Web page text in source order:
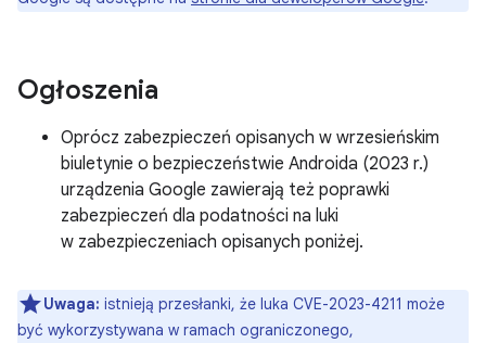
Ogłoszenia
Oprócz zabezpieczeń opisanych w wrzesieńskim
biuletynie o bezpieczeństwie Androida (2023 r.)
urządzenia Google zawierają też poprawki
zabezpieczeń dla podatności na luki
w zabezpieczeniach opisanych poniżej.
Uwaga: istnieją przesłanki, że luka CVE-2023-4211 może
być wykorzystywana w ramach ograniczonego,